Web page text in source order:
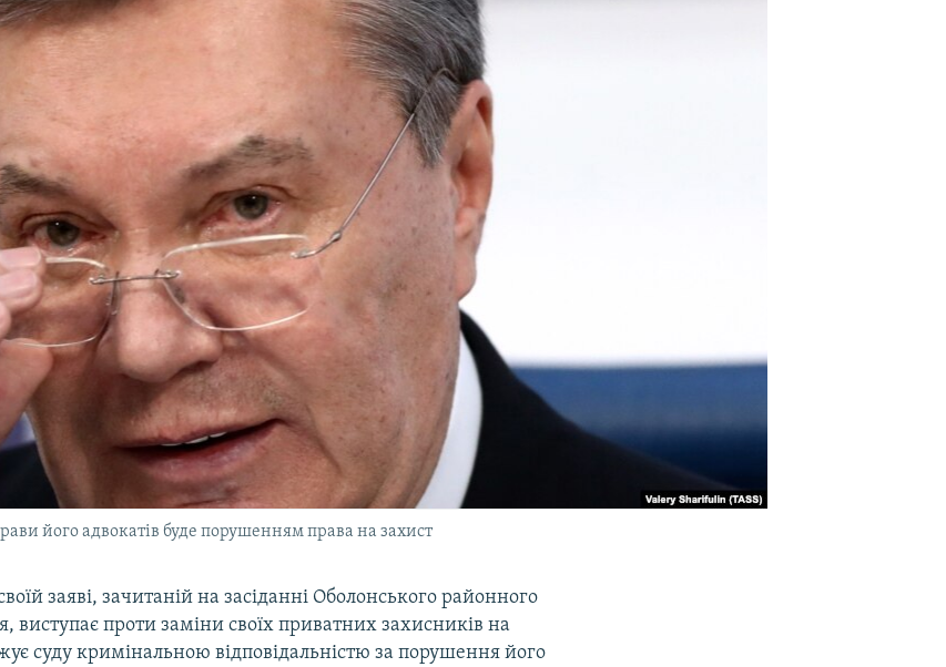
його адвокатів буде порушенням права на захист
заяві, зачитаній на засіданні Оболонського районного
виступає проти заміни своїх приватних захисників на
суду кримінальною відповідальністю за порушення його